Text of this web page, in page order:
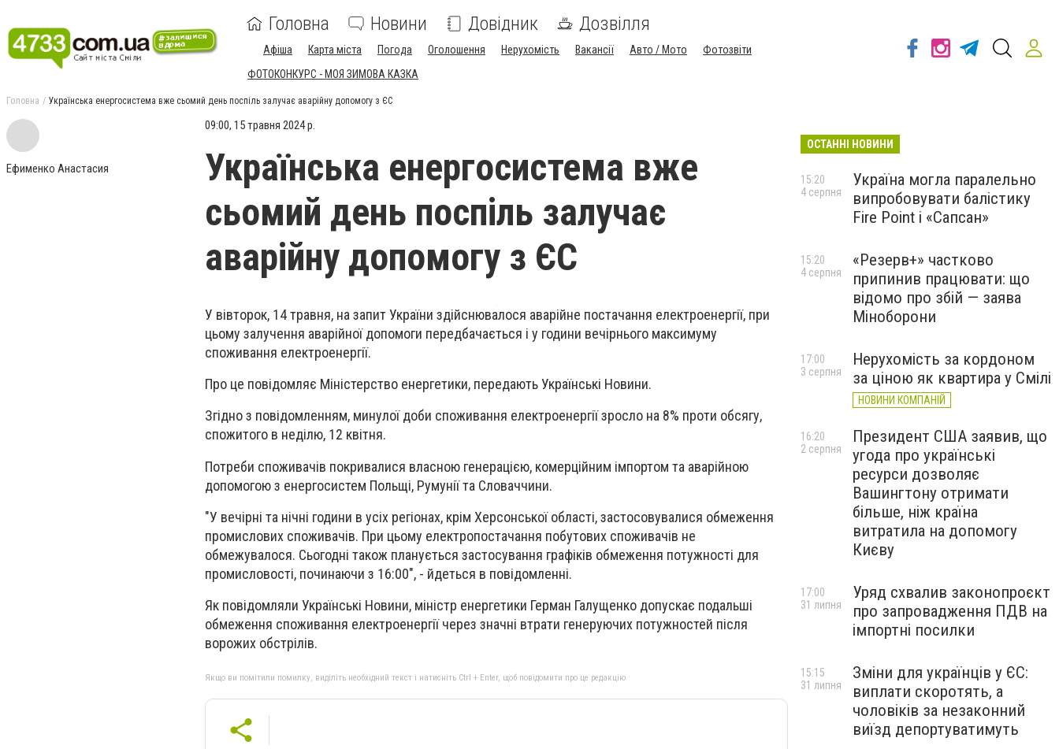
Головна Новини Довідник Дозвілля
Афіша Карта міста Погода Оголошення Нерухомість Вакансії Авто / Мото
Фотозвіти
ФОТОКОНКУРС - МОЯ ЗИМОВА КАЗКА
Головна Українська енергосистема вже сьомий день поспіль залучає аварійну допомогу з ЄС
Ефименко Анастасия
09:00, 15 травня 2024 р.
Українська енергосистема вже
сьомий день поспіль залучає
аварійну допомогу з ЄС
У вівторок, 14 травня, на запит України здійснювалося аварійне постачання електроенергії, при
цьому залучення аварійної допомоги передбачається і у години вечірнього максимуму
споживання електроенергії.
Про це повідомляє Міністерство енергетики, передають Українськi Новини.
Згідно з повідомленням, минулої доби споживання електроенергії зросло на 8% проти обсягу,
спожитого в неділю, 12 квітня.
Потреби споживачів покривалися власною генерацією, комерційним імпортом та аварійною
допомогою з енергосистем Польщі, Румунії та Словаччини.
"У вечірні та нічні години в усіх регіонах, крім Херсонської області, застосовувалися обмеження
промислових споживачів. При цьому електропостачання побутових споживачів не
обмежувалося. Сьогодні також планується застосування графіків обмеження потужності для
промисловості, починаючи з 16:00", - йдеться в повідомленні.
Як повідомляли Українськi Новини, міністр енергетики Герман Галущенко допускає подальші
обмеження споживання електроенергії через значні втрати генеруючих потужностей після
ворожих обстрілів.
Якщо ви помітили помилку, виділіть необхідний текст і натисніть Ctrl + Enter, щоб повідомити про це редакцію
ОСТАННІ НОВИНИ
Україна могла паралельно
випробовувати балістику
Fire Point і «Сапсан»
15:20
4 серпня
«Резерв+» частково
припинив працювати: що
відомо про збій — заява
Міноборони
15:20
4 серпня
Нерухомість за кордоном
за ціною як квартира у Смілі
НОВИНИ КОМПАНІЙ
17:00
3 серпня
Президент США заявив, що
угода про українські
ресурси дозволяє
Вашингтону отримати
більше, ніж країна
витратила на допомогу
Києву
16:20
2 серпня
Уряд схвалив законопроєкт
про запровадження ПДВ на
імпортні посилки
17:00
31 липня
Зміни для українців у ЄС:
виплати скоротять, а
чоловіків за незаконний
виїзд депортуватимуть
15:15
31 липня